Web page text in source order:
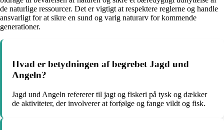
de naturlige ressourcer. Det er vigtigt at respektere reglerne og handle
ansvarligt for at sikre en sund og varig naturarv for kommende
generationer.
Hvad er betydningen af begrebet Jagd und
Angeln?
Jagd und Angeln refererer til jagt og fiskeri på tysk og dækker
de aktiviteter, der involverer at forfølge og fange vildt og fisk.